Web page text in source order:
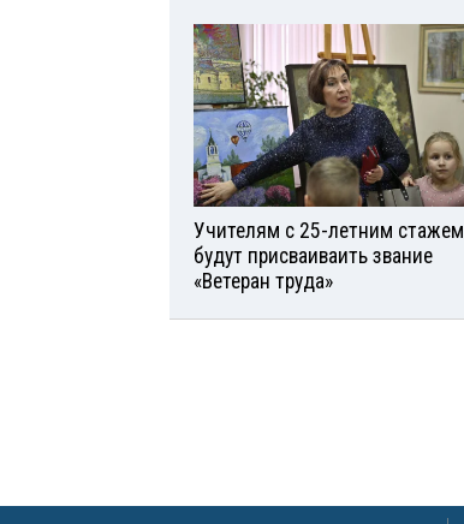
Учителям с 25-летним стажем
будут присваиваить звание
«Ветеран труда»